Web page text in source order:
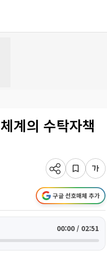
계의 수탁자책
구글 선호매체 추가
00:00 / 02:51